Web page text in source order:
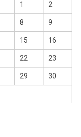
1 2
8 9
15 16
22 23
29 30